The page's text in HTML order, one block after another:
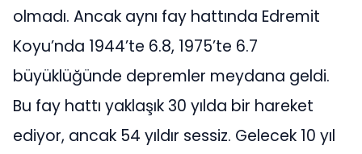
olmadı. Ancak aynı fay hattında Edremit
Koyu’nda 1944’te 6.8, 1975’te 6.7
büyüklüğünde depremler meydana geldi.
Bu fay hattı yaklaşık 30 yılda bir hareket
ediyor, ancak 54 yıldır sessiz. Gelecek 10 yıl